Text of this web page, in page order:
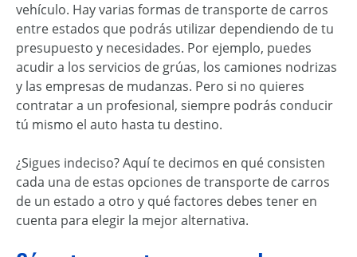
vehículo. Hay varias formas de transporte de carros
entre estados que podrás utilizar dependiendo de tu
presupuesto y necesidades. Por ejemplo, puedes
acudir a los servicios de grúas, los camiones nodrizas
y las empresas de mudanzas. Pero si no quieres
contratar a un profesional, siempre podrás conducir
tú mismo el auto hasta tu destino.
¿Sigues indeciso? Aquí te decimos en qué consisten
cada una de estas opciones de transporte de carros
de un estado a otro y qué factores debes tener en
cuenta para elegir la mejor alternativa.